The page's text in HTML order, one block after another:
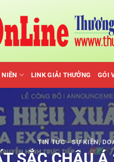
NIÊN LINK GIẢI THƯỞNG GÓI
TIN TỨC - SỰ KIỆN,